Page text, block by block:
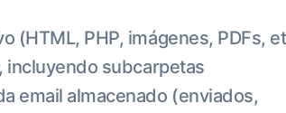
(HTML, PHP, imágenes, PDFs,
incluyendo subcarpetas
email almacenado (enviados,